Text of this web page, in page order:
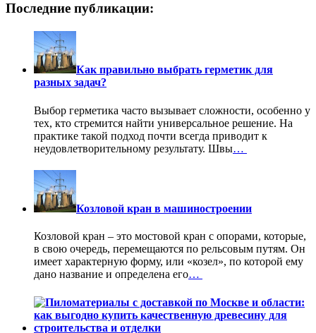
Последние публикации:
Как правильно выбрать герметик для
разных задач?
Выбор герметика часто вызывает сложности, особенно у
тех, кто стремится найти универсальное решение. На
практике такой подход почти всегда приводит к
неудовлетворительному результату. Швы…
Козловой кран в машиностроении
Козловой кран – это мостовой кран с опорами, которые,
в свою очередь, перемещаются по рельсовым путям. Он
имеет характерную форму, или «козел», по которой ему
дано название и определена его…